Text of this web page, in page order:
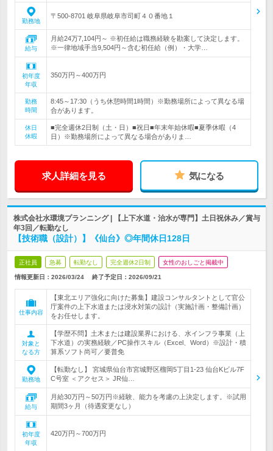
勤務地
〒500-8701 岐阜県岐阜市司町４０番地１
給与
月給24万7,104円～ ※初任給は職務経験を勘案して決定します。
※一律地域手当9,504円～含む初任給（例）・大学…
初年度
年収
350万円～400万円
勤務
時間
8:45～17:30（うち休憩時間1時間）※勤務場所によって異なる場
合があります。
休日
休暇
■完全週休2日制（土・日）■祝日■年末年始休暇■夏季休暇（4
日）※勤務場所によって異なる場合がありま…
求人詳細を見る 気になる
株式会社水環境プランニング | 【上下水道・治水が専門】土日祝休み／賞与
年3回／転勤なし
【技術職（設計）】《仙台》◎年間休日128日
正社員 急募 転勤なし 完全週休2日制 女性のおしごと掲載中
情報更新日：2026/03/24 終了予定日： 2026/09/21
仕事内容
【東北エリア強化に向けた募集】建設コンサルタントとして官公
庁案件の上下水道または浸水対策の設計（実施計画・整備計画）
をお任せします。
対象と
なる方
【学歴不問】土木または建設業界における、水インフラ事業（上
下水道）の実務経験／PC操作スキル（Excel、Word）※設計・積
算系ソフト尚可／要普免
勤務地
【転勤なし】 宮城県仙台市宮城野区榴岡5丁目1-23 仙台Kビル7F
C号室 ＜アクセス＞ JR仙…
給与
月給30万円～50万円※経験、能力を考慮の上決定します。※試用
期間3ヶ月（待遇変更なし）
初年度
年収
420万円～700万円